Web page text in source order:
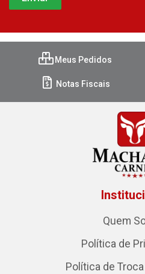
Meus Pedidos
Notas Fiscais
Quem
Política de
Política de